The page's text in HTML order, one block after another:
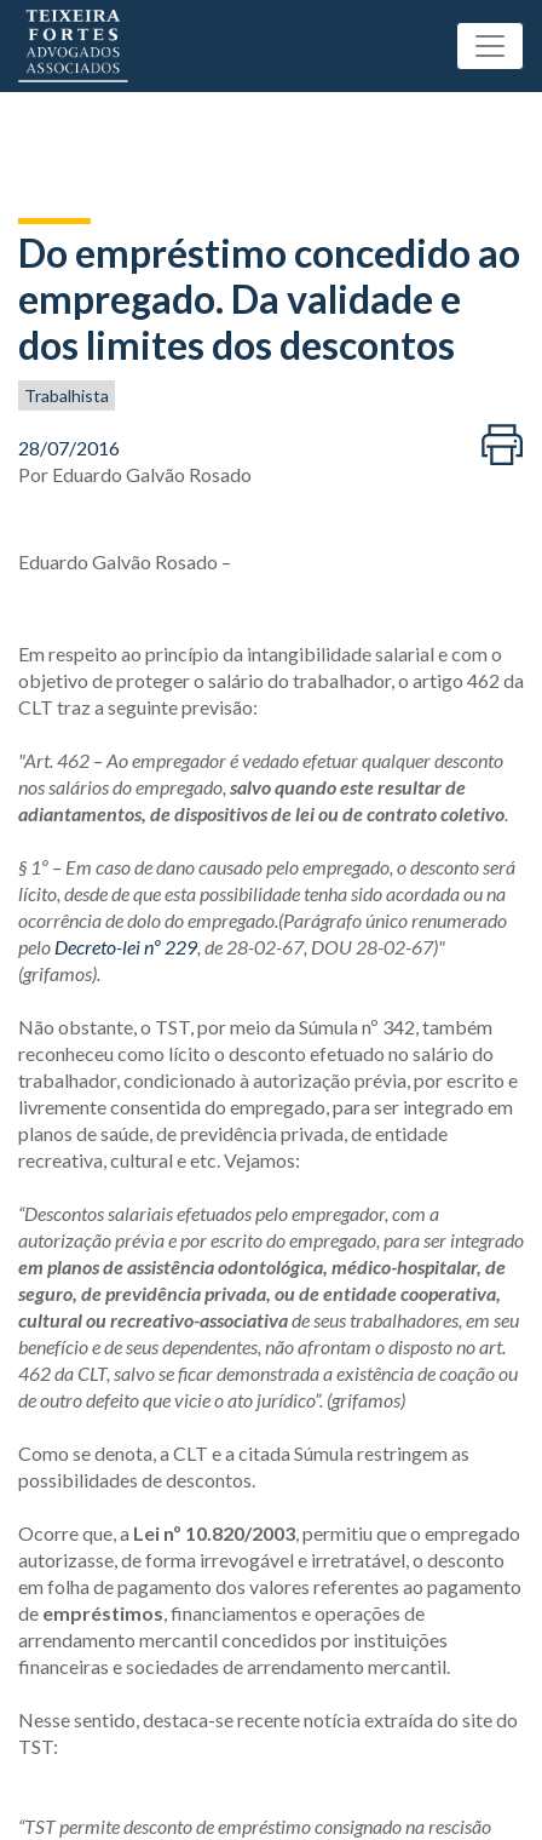
Do empréstimo concedido ao
empregado. Da validade e
dos limites dos descontos
Trabalhista
28/07/2016
Por Eduardo Galvão Rosado
Eduardo Galvão Rosado –
Em respeito ao princípio da intangibilidade salarial e com o
objetivo de proteger o salário do trabalhador, o artigo 462 da
CLT traz a seguinte previsão:
"Art. 462 – Ao empregador é vedado efetuar qualquer desconto
nos salários do empregado, salvo quando este resultar de
adiantamentos, de dispositivos de lei ou de contrato coletivo.
§ 1º – Em caso de dano causado pelo empregado, o desconto será
lícito, desde de que esta possibilidade tenha sido acordada ou na
ocorrência de dolo do empregado.(Parágrafo único renumerado
pelo Decreto-lei nº 229, de 28-02-67, DOU 28-02-67)"
(grifamos).
Não obstante, o TST, por meio da Súmula nº 342, também
reconheceu como lícito o desconto efetuado no salário do
trabalhador, condicionado à autorização prévia, por escrito e
livremente consentida do empregado, para ser integrado em
planos de saúde, de previdência privada, de entidade
recreativa, cultural e etc. Vejamos:
“Descontos salariais efetuados pelo empregador, com a
autorização prévia e por escrito do empregado, para ser integrado
em planos de assistência odontológica, médico-hospitalar, de
seguro, de previdência privada, ou de entidade cooperativa,
cultural ou recreativo-associativade seus trabalhadores, em seu
benefício e de seus dependentes, não afrontam o disposto no art.
462 da CLT, salvo se ficar demonstrada a existência de coação ou
de outro defeito que vicie o ato jurídico”. (grifamos)
Como se denota, a CLT e a citada Súmula restringem as
possibilidades de descontos.
Ocorre que, a Lei nº 10.820/2003, permitiu que o empregado
autorizasse, de forma irrevogável e irretratável, o desconto
em folha de pagamento dos valores referentes ao pagamento
de empréstimos, financiamentos e operações de
arrendamento mercantil concedidos por instituições
financeiras e sociedades de arrendamento mercantil.
Nesse sentido, destaca-se recente notícia extraída do site do
TST:
“TST permite desconto de empréstimo consignado na rescisão